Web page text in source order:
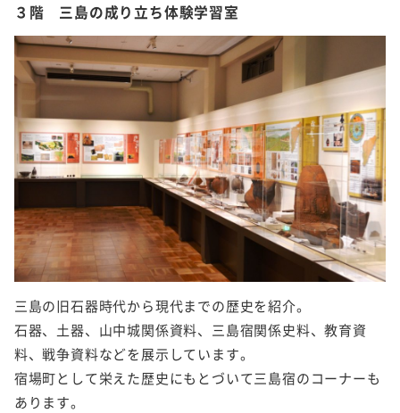
３階 三島の成り立ち体験学習室
三島の旧石器時代から現代までの歴史を紹介。
石器、土器、山中城関係資料、三島宿関係史料、教育資
料、戦争資料などを展示しています。
宿場町として栄えた歴史にもとづいて三島宿のコーナーも
あります。